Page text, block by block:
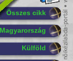
Összes cikk
Magyarország
Külföld